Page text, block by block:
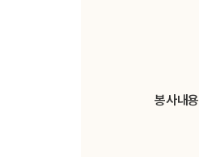
봉사내용